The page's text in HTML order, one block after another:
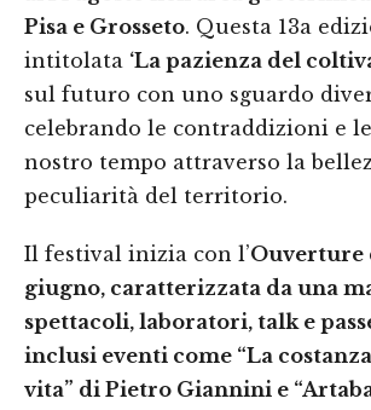
Pisa e Grosseto. Questa 13a
intitolata ‘La pazienza del
sul futuro con uno sguardo
celebrando le contraddizioni e
nostro tempo attraverso la
peculiarità del territorio.
Il festival inizia con l’Ouverture
giugno, caratterizzata da una
spettacoli, laboratori, talk e
inclusi eventi come “La
vita” di Pietro Giannini e